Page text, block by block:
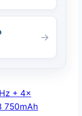
→
+ 4×
750mAh